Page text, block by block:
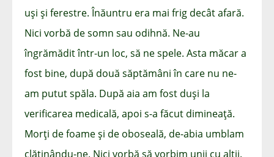
uși și ferestre. Înăuntru era mai frig decât afară.
Nici vorbă de somn sau odihnă. Ne-au
îngrămădit într-un loc, să ne spele. Asta măcar a
fost bine, după două săptămâni în care nu ne-
am putut spăla. După aia am fost duși la
verificarea medicală, apoi s-a făcut dimineață.
Morți de foame și de oboseală, de-abia umblam
clătinându-ne. Nici vorbă să vorbim unii cu alții.